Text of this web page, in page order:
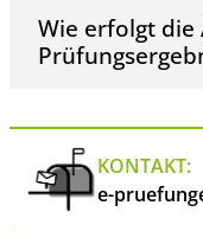
Wie erfolgt
KONTAKT:
e-